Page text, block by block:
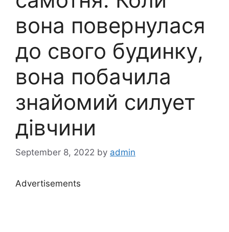
вона повернулася
до свого будинку,
вона побачила
знайомий силует
дівчини
September 8, 2022 by admin
Advertisements